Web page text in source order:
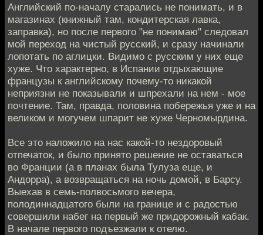
Английский по-началу старались не понимать, и в
магазинах (книжный там, кондитерская лавка,
заправка), но после первого "не понимаю" следовал
мой переход на чистый русский, и сразу начинали
лопотать по аглицки. Видимо с русским у них еще
хуже. Что характерно, в Испании отдыхающие
французы к английскому почему-то никакой
неприязни не показывали и шпрехали на нем - мое
почтение. Там, правда, половина побережья уже и на
великом и могучем шпарит не хуже Черномырдина.
Все это наложило на нас какой-то нездоровый
отпечаток, и было принято решение не оставаться
во Франции (а в планах была Тулуза еще, и
Андорра), а возвращаться на ночь домой, в Барсу.
Выехав в семь-полвосьмого вечера,
полодиннадцатого были на границе и с радостью
совершили набег на первый же придорожный кабак.
В начале первого подъезжали к отелю.